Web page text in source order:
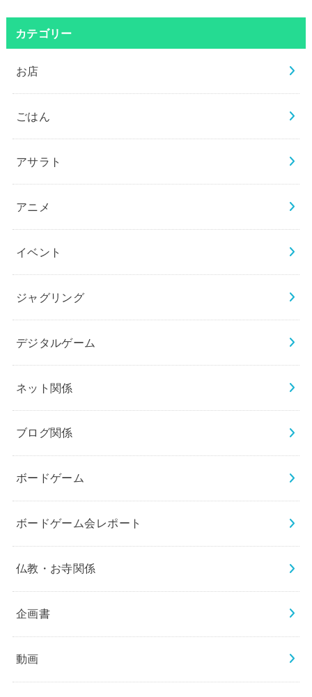
カテゴリー
お店
ごはん
アサラト
アニメ
イベント
ジャグリング
デジタルゲーム
ネット関係
ブログ関係
ボードゲーム
ボードゲーム会レポート
仏教・お寺関係
企画書
動画